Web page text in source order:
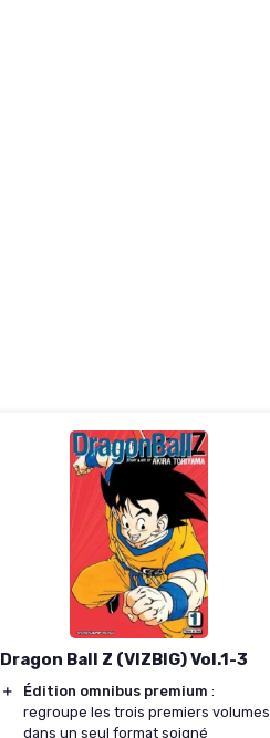
Dragon Ball Z (VIZBIG) Vol.1-3
＋ Édition omnibus premium :
regroupe les trois premiers volumes
dans un seul format soigné